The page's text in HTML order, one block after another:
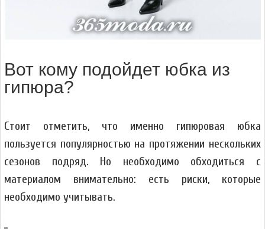
Вот кому подойдет юбка из
гипюра?
Стоит отметить, что именно гипюровая юбка
пользуется популярностью на протяжении нескольких
сезонов подряд. Но необходимо обходиться с
материалом внимательно: есть риски, которые
необходимо учитывать.